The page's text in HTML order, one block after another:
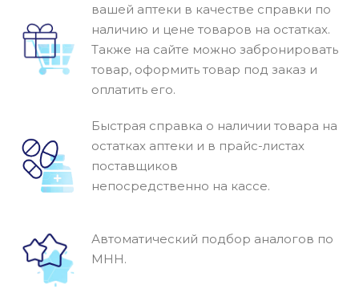
вашей аптеки в качестве справки по
наличию и цене товаров на остатках.
Также на сайте можно забронировать
товар, оформить товар под заказ и
оплатить его.
Быстрая справка о наличии товара на
остатках аптеки и в прайс-листах
поставщиков
непосредственно на кассе.
Автоматический подбор аналогов по
МНН.